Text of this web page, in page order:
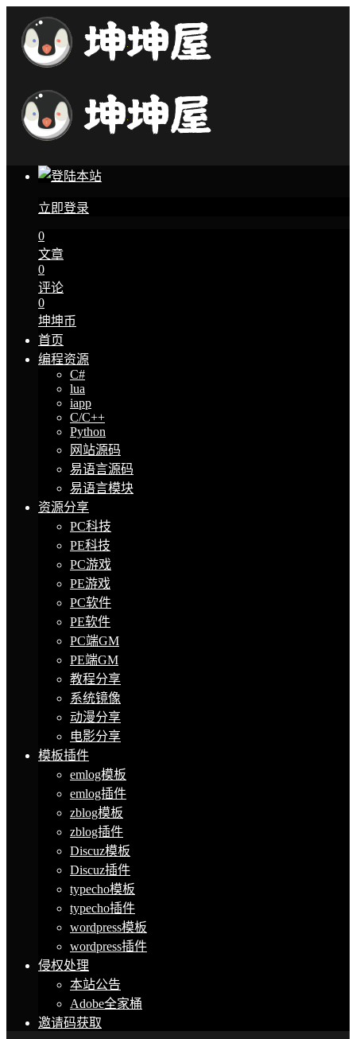
立即登录
0
文章
0
评论
0
坤坤币
首页
编程资源
C#
lua
iapp
C/C++
Python
网站源码
易语言源码
易语言模块
资源分享
PC科技
PE科技
PC游戏
PE游戏
PC软件
PE软件
PC端GM
PE端GM
教程分享
系统镜像
动漫分享
电影分享
模板插件
emlog模板
emlog插件
zblog模板
zblog插件
Discuz模板
Discuz插件
typecho模板
typecho插件
wordpress模板
wordpress插件
侵权处理
本站公告
Adobe全家桶
邀请码获取